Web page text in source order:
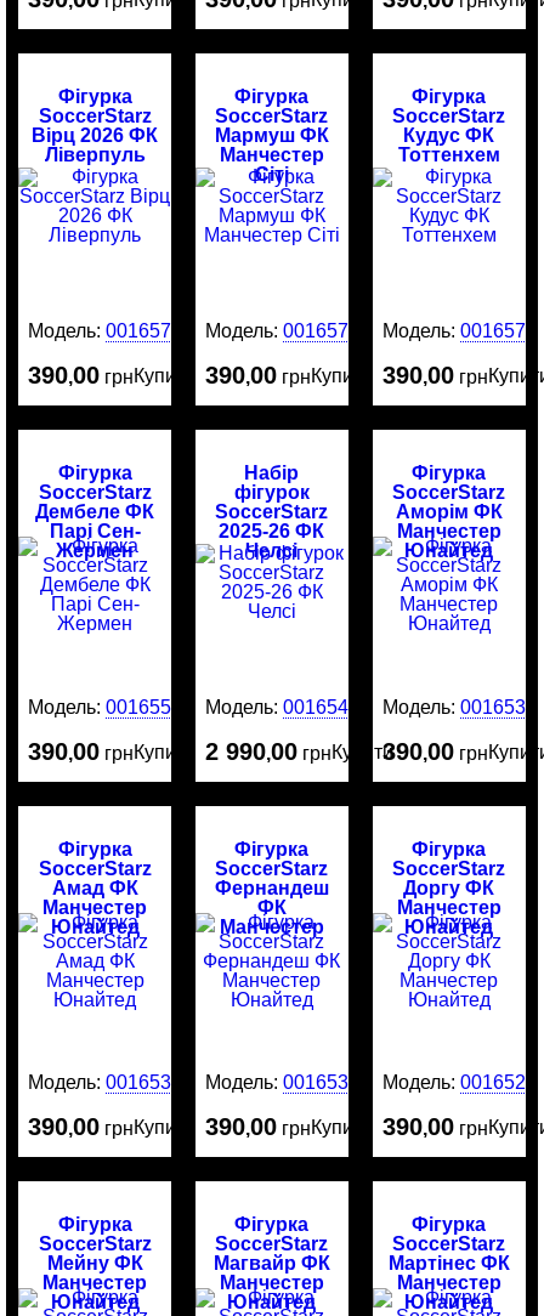
Фігурка
SoccerStarz
Вірц 2026 ФК
Ліверпуль
Модель:0016578
390,00 грнКупити
Фігурка
SoccerStarz
Мармуш ФК
Манчестер
Сіті
Модель:0016577
390,00 грнКупити
Фігурка
SoccerStarz
Кудус ФК
Тоттенхем
Модель: 0016576
390,00 грн
Фігурка
SoccerStarz
Дембеле ФК
Парі Сен-
Жермен
Модель:0016554
390,00 грнКупити
Набір
фігурок
SoccerStarz
2025-26 ФК
Челсі
Модель:0016544
2 990,00 грнКупити
Фігурка
SoccerStarz
Аморім ФК
Манчестер
Юнайтед
Модель: 0016534
390,00 грн
Фігурка
SoccerStarz
Амад ФК
Манчестер
Юнайтед
Модель:0016532
390,00 грнКупити
Фігурка
SoccerStarz
Фернандеш
ФК
Манчестер
Юнайтед
Модель:0016530
390,00 грнКупити
Фігурка
SoccerStarz
Доргу ФК
Манчестер
Юнайтед
Модель: 0016529
390,00 грн
Фігурка
SoccerStarz
Мейну ФК
Манчестер
Юнайтед
Фігурка
SoccerStarz
Магвайр ФК
Манчестер
Юнайтед
Фігурка
SoccerStarz
Мартінес ФК
Манчестер
Юнайтед